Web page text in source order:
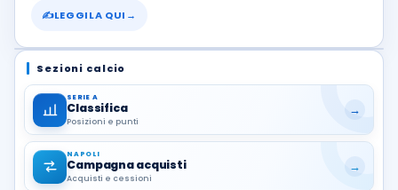
✍LEGGILA QUI →
Sezioni calcio
SERIE A
Classifica
Posizioni e punti
→
NAPOLI
Campagna acquisti
Acquisti e cessioni
→